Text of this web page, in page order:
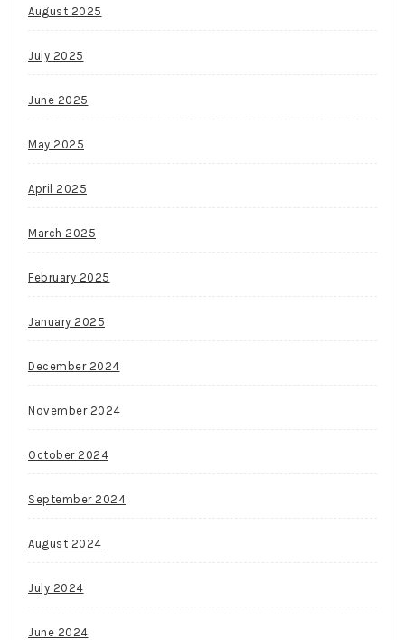
August 2025
July 2025
June 2025
May 2025
April 2025
March 2025
February 2025
January 2025
December 2024
November 2024
October 2024
September 2024
August 2024
July 2024
June 2024